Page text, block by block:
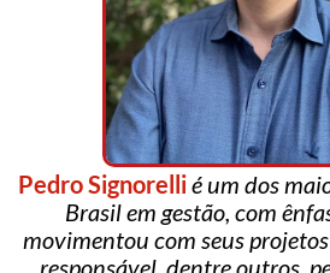
Pedro Signorellié um dos
Brasil em gestão, com
movimentou com seus
responsável, dentre outros,